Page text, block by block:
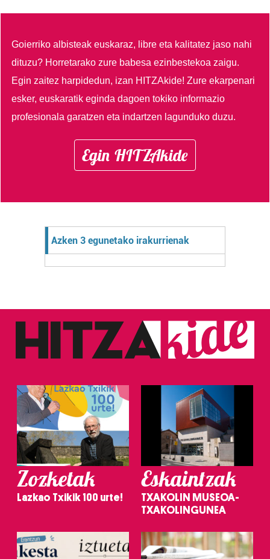
Goierriko albisteak euskaraz, libre eta kalitatez jaso nahi
dituzu? Horretarako zure babesa ezinbestekoa zaigu.
Egin zaitez harpidedun, izan HITZAkide!Zure ekarpenari
esker, euskaratik eginda dagoen tokiko informazio
profesionala garatzen eta indartzen lagunduko duzu.
Egin HITZAkide
Azken 3 egunetako irakurrienak
Zozketak
Lazkao Txikik 100 urte!
Eskaintzak
TXAKOLIN MUSEOA-
TXAKOLINGUNEA